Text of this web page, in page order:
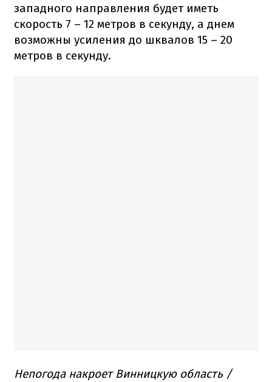
западного направления будет иметь
скорость 7 – 12 метров в секунду, а днем
возможны усиления до шквалов 15 – 20
метров в секунду.
Непогода накроет Винницкую область /